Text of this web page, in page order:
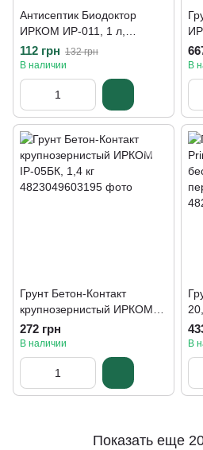
Антисептик Биодоктор
ИРКОМ ИР-011, 1 л,
бесцветный
112 грн 132 грн
В наличии
В
Грунт Бетон-Контакт
крупнозернистый ИРКОМ
ІР-05БК, 1,4 кг
272 грн
В наличии В
Показать еще